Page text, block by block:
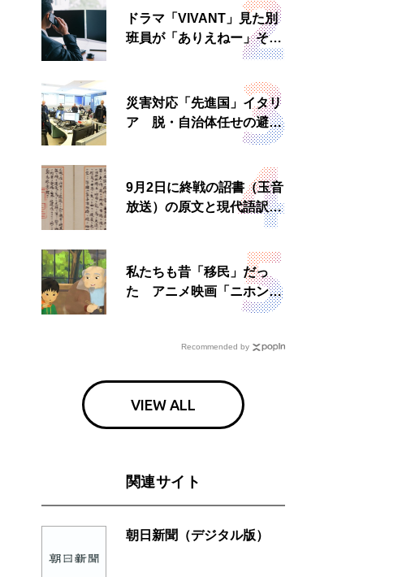
ドラマ「VIVANT」見た別
班員が「ありえねー」その
理由とは 非公然組織ゆえ
災害対応「先進国」イタリ
ア 脱・自治体任せの避難
所運営、被災者への温かい
9月2日に終戦の詔書（玉音
放送）の原文と現代語訳を
読む もう一つの「終戦の
私たちも昔「移民」だっ
た アニメ映画「ニホンジ
Recommended by
VIEW ALL
関連サイト
朝日新聞（デジタル版）